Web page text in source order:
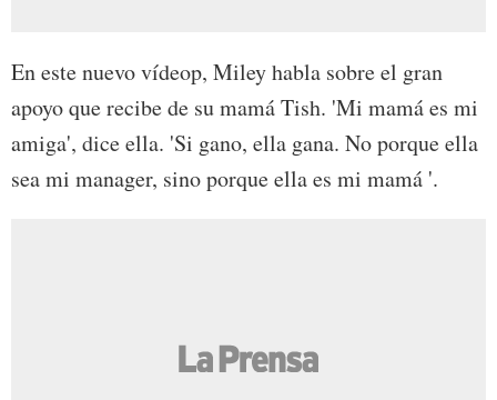
En este nuevo vídeop, Miley habla sobre el gran
apoyo que recibe de su mamá Tish. 'Mi mamá es mi
amiga', dice ella. 'Si gano, ella gana. No porque ella
sea mi manager, sino porque ella es mi mamá '.